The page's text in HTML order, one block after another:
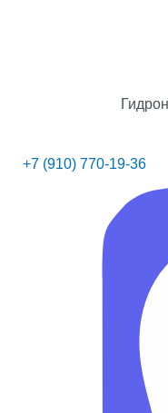
+7 (910) 770-19-36